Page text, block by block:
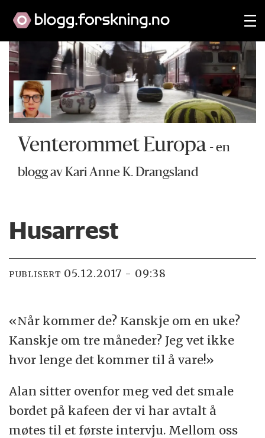
Venterommet Europa - en
blogg av Kari Anne K. Drangsland
Husarrest
PUBLISERT 05.12.2017 - 09:38
«Når kommer de? Kanskje om en uke?
Kanskje om tre måneder? Jeg vet ikke
hvor lenge det kommer til å vare!»
Alan sitter ovenfor meg ved det smale
bordet på kafeen der vi har avtalt å
møtes til et første intervju. Mellom oss